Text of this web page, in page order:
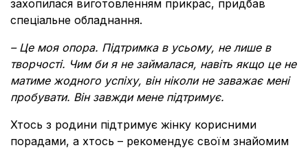
захопилася виготовленням прикрас, придбав
спеціальне обладнання.
– Це моя опора. Підтримка в усьому, не лише в
творчості. Чим би я не займалася, навіть якщо це не
матиме жодного успіху, він ніколи не заважає мені
пробувати. Він завжди мене підтримує.
Хтось з родини підтримує жінку корисними
порадами, а хтось – рекомендує своїм знайомим